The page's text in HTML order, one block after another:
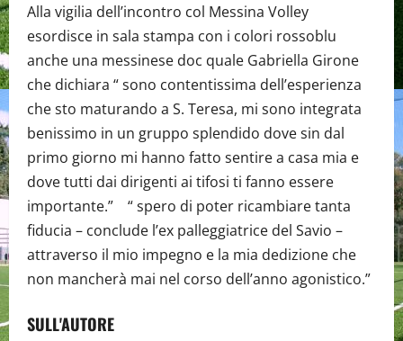
Alla vigilia dell’incontro col Messina Volley
esordisce in sala stampa con i colori rossoblu
anche una messinese doc quale Gabriella Girone
che dichiara “ sono contentissima dell’esperienza
che sto maturando a S. Teresa, mi sono integrata
benissimo in un gruppo splendido dove sin dal
primo giorno mi hanno fatto sentire a casa mia e
dove tutti dai dirigenti ai tifosi ti fanno essere
importante.” “ spero di poter ricambiare tanta
fiducia – conclude l’ex palleggiatrice del Savio –
attraverso il mio impegno e la mia dedizione che
non mancherà mai nel corso dell’anno agonistico.”
SULL'AUTORE